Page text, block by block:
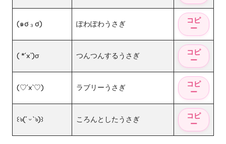
(๑ơ ₃ ơ) ぽわぽわうさぎ
( *´x`)σ つんつんするうさぎ
(♡´x`♡) ラブリーうさぎ
꒰ঌ(´ ᵕ `ঌ)꒱ ころんとしたうさぎ